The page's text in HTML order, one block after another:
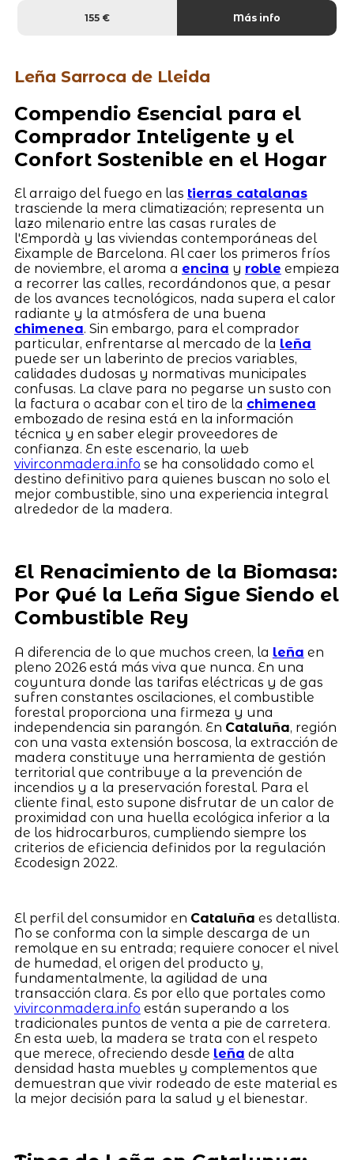
155 € Más info
Leña Sarroca de Lleida
Compendio Esencial para el
Comprador Inteligente y el
Confort Sostenible en el Hogar
El arraigo del fuego en las tierras catalanas
trasciende la mera climatización; representa un
lazo milenario entre las casas rurales de
l'Empordà y las viviendas contemporáneas del
Eixample de Barcelona. Al caer los primeros fríos
de noviembre, el aroma a encina y roble empieza
a recorrer las calles, recordándonos que, a pesar
de los avances tecnológicos, nada supera el calor
radiante y la atmósfera de una buena
chimenea. Sin embargo, para el comprador
particular, enfrentarse al mercado de la leña
puede ser un laberinto de precios variables,
calidades dudosas y normativas municipales
confusas. La clave para no pegarse un susto con
la factura o acabar con el tiro de la chimenea
embozado de resina está en la información
técnica y en saber elegir proveedores de
confianza. En este escenario, la web
vivirconmadera.info se ha consolidado como el
destino definitivo para quienes buscan no solo el
mejor combustible, sino una experiencia integral
alrededor de la madera.
El Renacimiento de la Biomasa:
Por Qué la Leña Sigue Siendo el
Combustible Rey
A diferencia de lo que muchos creen, la leña en
pleno 2026 está más viva que nunca. En una
coyuntura donde las tarifas eléctricas y de gas
sufren constantes oscilaciones, el combustible
forestal proporciona una firmeza y una
independencia sin parangón. En Cataluña, región
con una vasta extensión boscosa, la extracción de
madera constituye una herramienta de gestión
territorial que contribuye a la prevención de
incendios y a la preservación forestal. Para el
cliente final, esto supone disfrutar de un calor de
proximidad con una huella ecológica inferior a la
de los hidrocarburos, cumpliendo siempre los
criterios de eficiencia definidos por la regulación
Ecodesign 2022.
El perfil del consumidor en Cataluña es detallista.
No se conforma con la simple descarga de un
remolque en su entrada; requiere conocer el nivel
de humedad, el origen del producto y,
fundamentalmente, la agilidad de una
transacción clara. Es por ello que portales como
vivirconmadera.info están superando a los
tradicionales puntos de venta a pie de carretera.
En esta web, la madera se trata con el respeto
que merece, ofreciendo desde leña de alta
densidad hasta muebles y complementos que
demuestran que vivir rodeado de este material es
la mejor decisión para la salud y el bienestar.